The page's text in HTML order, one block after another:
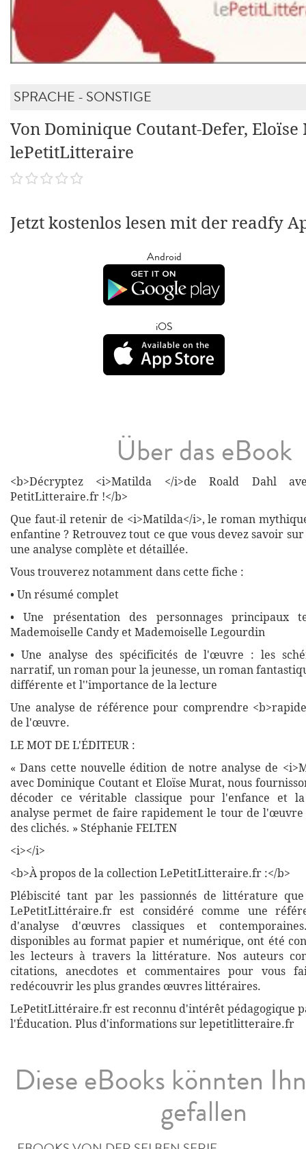
SPRACHE - SONSTIGE
Von Dominique Coutant-Defer, Eloïse
lePetitLitteraire
Jetzt kostenlos lesen mit der readfy
Android
iOS
Über das eBook
<b>Décryptez <i>Matilda </i>de Roald Dahl
PetitLitteraire.fr !</b>
Que faut-il retenir de <i>Matilda</i>, le roman
enfantine ? Retrouvez tout ce que vous devez savoir
une analyse complète et détaillée.
Vous trouverez notamment dans cette fiche :
• Un résumé complet
• Une présentation des personnages principaux
Mademoiselle Candy et Mademoiselle Legourdin
• Une analyse des spécificités de l'œuvre : les
narratif, un roman pour la jeunesse, un roman
différente et l''importance de la lecture
Une analyse de référence pour comprendre
de l'œuvre.
LE MOT DE L'ÉDITEUR :
« Dans cette nouvelle édition de notre analyse de
avec Dominique Coutant et Eloïse Murat, nous
décoder ce véritable classique pour l'enfance et
analyse permet de faire rapidement le tour de
des clichés. » Stéphanie FELTEN
<i></i>
<b>À propos de la collection LePetitLitteraire.fr :</b>
Plébiscité tant par les passionnés de littérature
LePetitLittéraire.fr est considéré comme une
d'analyse d'œuvres classiques et
disponibles au format papier et numérique, ont été
les lecteurs à travers la littérature. Nos auteurs
citations, anecdotes et commentaires pour vous
redécouvrir les plus grandes œuvres littéraires.
LePetitLittéraire.fr est reconnu d'intérêt pédagogique
l'Éducation. Plus d'informations sur lepetitlitteraire.fr
Diese eBooks könnten
gefallen